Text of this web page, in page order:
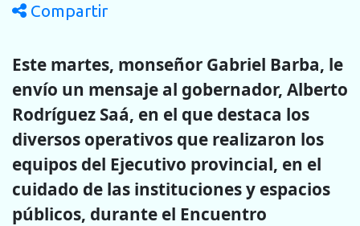
Compartir
Este martes, monseñor Gabriel Barba, le
envío un mensaje al gobernador, Alberto
Rodríguez Saá, en el que destaca los
diversos operativos que realizaron los
equipos del Ejecutivo provincial, en el
cuidado de las instituciones y espacios
públicos, durante el Encuentro